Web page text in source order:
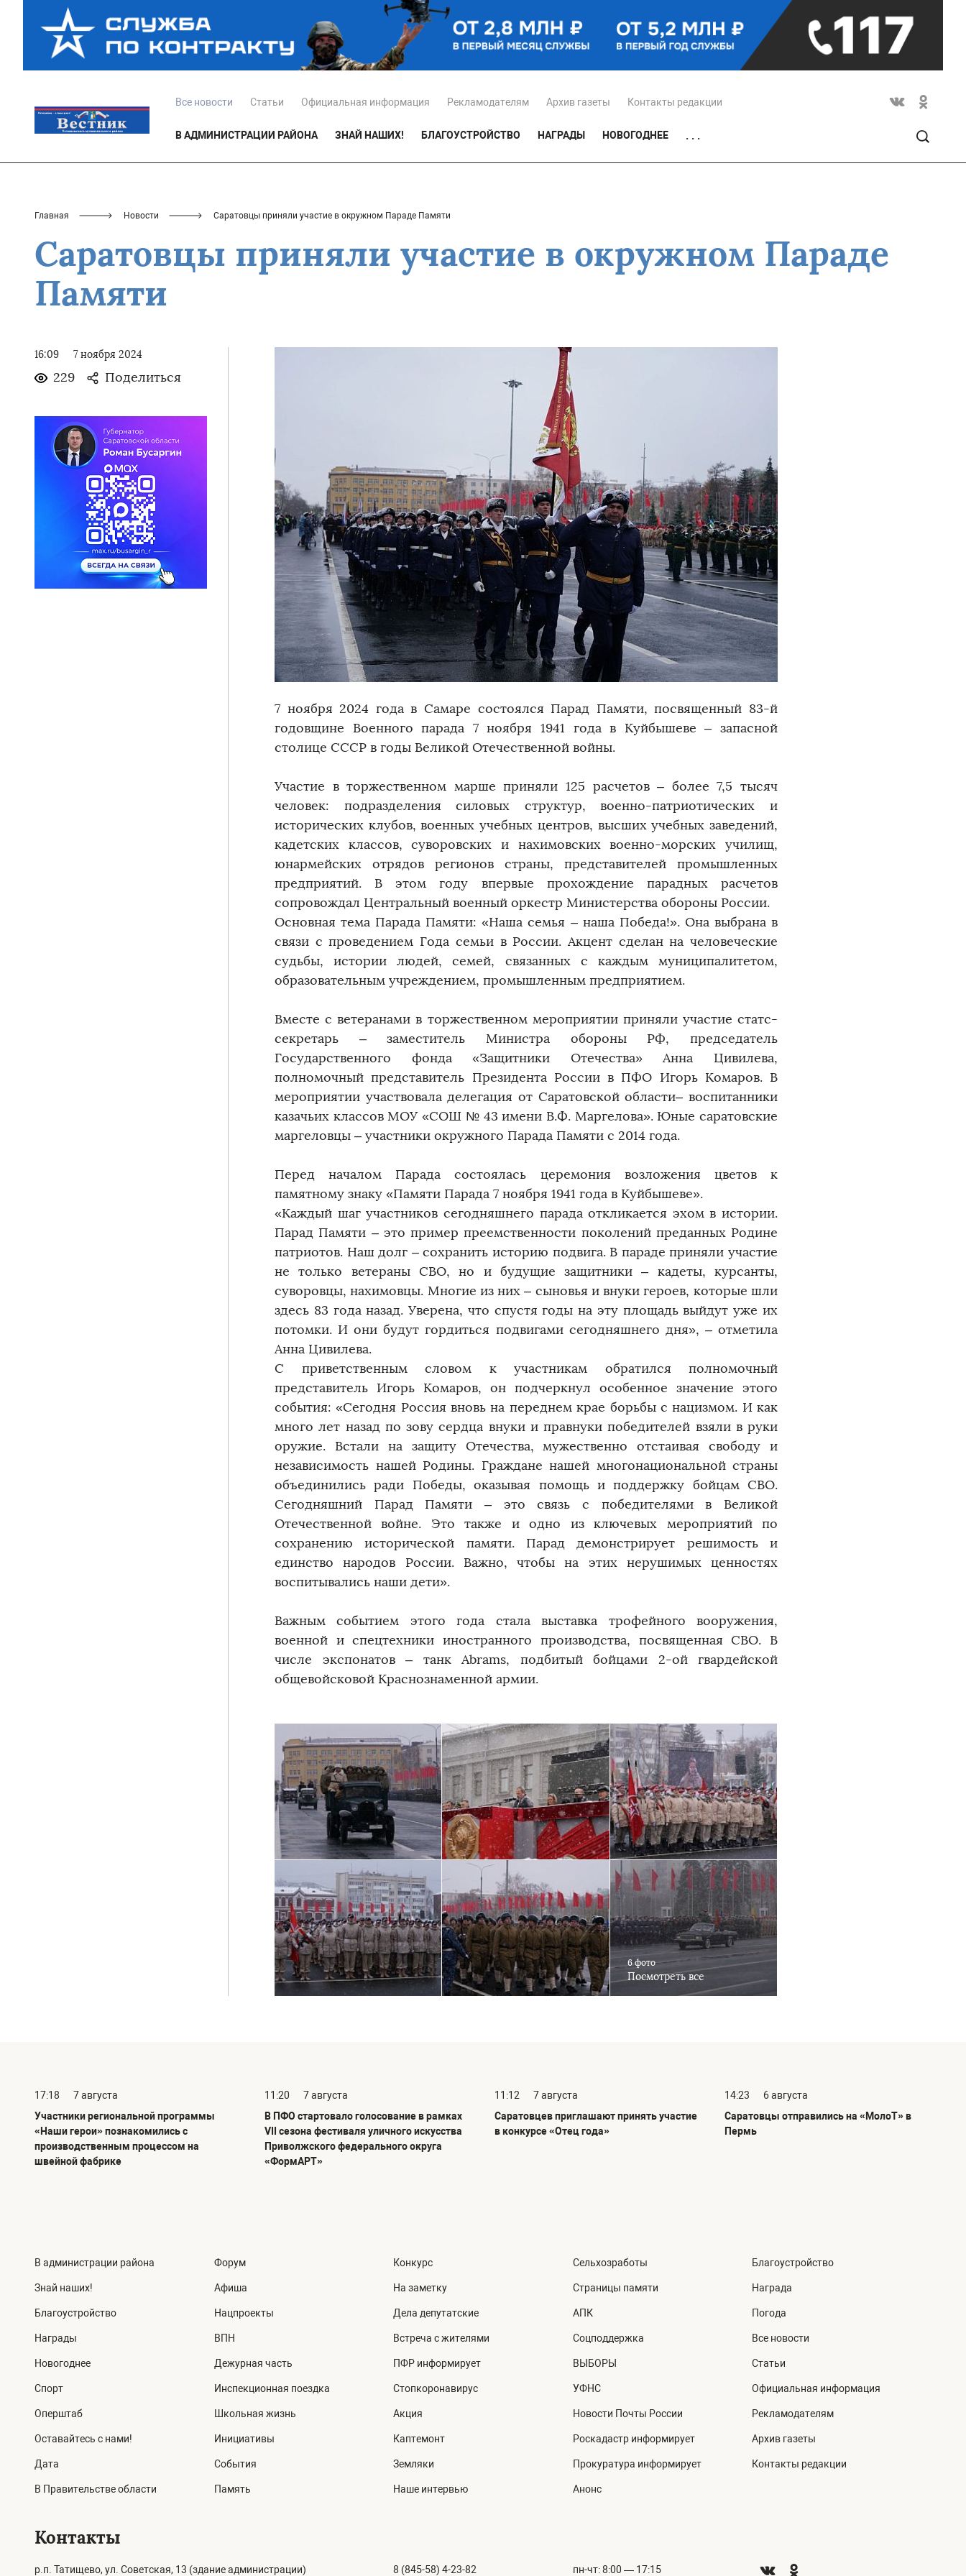
Все новости Статьи Официальная информация Рекламодателям Архив газеты Контакты редакции
В АДМИНИСТРАЦИИ РАЙОНА ЗНАЙ НАШИХ! БЛАГОУСТРОЙСТВО НАГРАДЫ НОВОГОДНЕЕ . . .
Главная Новости Саратовцы приняли участие в окружном Параде Памяти
Саратовцы приняли участие в окружном Параде
Памяти
16:09 7 ноября 2024
229 Поделиться
7 ноября 2024 года в Самаре состоялся Парад Памяти, посвященный 83-й
годовщине Военного парада 7 ноября 1941 года в Куйбышеве – запасной
столице СССР в годы Великой Отечественной войны.
Участие в торжественном марше приняли 125 расчетов – более 7,5 тысяч
человек: подразделения силовых структур, военно-патриотических и
исторических клубов, военных учебных центров, высших учебных заведений,
кадетских классов, суворовских и нахимовских военно-морских училищ,
юнармейских отрядов регионов страны, представителей промышленных
предприятий. В этом году впервые прохождение парадных расчетов
сопровождал Центральный военный оркестр Министерства обороны России.
Основная тема Парада Памяти: «Наша семья – наша Победа!». Она выбрана в
связи с проведением Года семьи в России. Акцент сделан на человеческие
судьбы, истории людей, семей, связанных с каждым муниципалитетом,
образовательным учреждением, промышленным предприятием.
Вместе с ветеранами в торжественном мероприятии приняли участие статс-
секретарь – заместитель Министра обороны РФ, председатель
Государственного фонда «Защитники Отечества» Анна Цивилева,
полномочный представитель Президента России в ПФО Игорь Комаров. В
мероприятии участвовала делегация от Саратовской области– воспитанники
казачьих классов МОУ «СОШ № 43 имени В.Ф. Маргелова». Юные саратовские
маргеловцы – участники окружного Парада Памяти с 2014 года.
Перед началом Парада состоялась церемония возложения цветов к
памятному знаку «Памяти Парада 7 ноября 1941 года в Куйбышеве».
«Каждый шаг участников сегодняшнего парада откликается эхом в истории.
Парад Памяти – это пример преемственности поколений преданных Родине
патриотов. Наш долг – сохранить историю подвига. В параде приняли участие
не только ветераны СВО, но и будущие защитники – кадеты, курсанты,
суворовцы, нахимовцы. Многие из них – сыновья и внуки героев, которые шли
здесь 83 года назад. Уверена, что спустя годы на эту площадь выйдут уже их
потомки. И они будут гордиться подвигами сегодняшнего дня», – отметила
Анна Цивилева.
С приветственным словом к участникам обратился полномочный
представитель Игорь Комаров, он подчеркнул особенное значение этого
события: «Сегодня Россия вновь на переднем крае борьбы с нацизмом. И как
много лет назад по зову сердца внуки и правнуки победителей взяли в руки
оружие. Встали на защиту Отечества, мужественно отстаивая свободу и
независимость нашей Родины. Граждане нашей многонациональной страны
объединились ради Победы, оказывая помощь и поддержку бойцам СВО.
Сегодняшний Парад Памяти – это связь с победителями в Великой
Отечественной войне. Это также и одно из ключевых мероприятий по
сохранению исторической памяти. Парад демонстрирует решимость и
единство народов России. Важно, чтобы на этих нерушимых ценностях
воспитывались наши дети».
Важным событием этого года стала выставка трофейного вооружения,
военной и спецтехники иностранного производства, посвященная СВО. В
числе экспонатов – танк Abrams, подбитый бойцами 2-ой гвардейской
общевойсковой Краснознаменной армии.
6 фото
Посмотреть все
17:18
7 августа
Участники региональной программы
«Наши герои» познакомились с
производственным процессом на
швейной фабрике
11:20
7 августа
В ПФО стартовало голосование в рамках
VII сезона фестиваля уличного искусства
Приволжского федерального округа
«ФормАРТ»
11:12
7 августа
Саратовцев приглашают принять участие
в конкурсе «Отец года»
14:23
6 августа
Саратовцы отправились на «МолоТ» в
Пермь
В администрации района
Знай наших!
Благоустройство
Награды
Новогоднее
Спорт
Оперштаб
Оставайтесь с нами!
Дата
В Правительстве области
Форум
Афиша
Нацпроекты
ВПН
Дежурная часть
Инспекционная поездка
Школьная жизнь
Инициативы
События
Память
Конкурс
На заметку
Дела депутатские
Встреча с жителями
ПФР информирует
Стопкоронавирус
Акция
Каптемонт
Земляки
Наше интервью
Сельхозработы
Страницы памяти
АПК
Соцподдержка
ВЫБОРЫ
УФНС
Новости Почты России
Роскадастр информирует
Прокуратура информирует
Анонс
Благоустройство
Награда
Погода
Все новости
Статьи
Официальная информация
Рекламодателям
Архив газеты
Контакты редакции
Контакты
р.п. Татищево, ул. Советская, 13 (здание администрации) 8 (845-58) 4-23-82 пн-чт: 8:00 — 17:15